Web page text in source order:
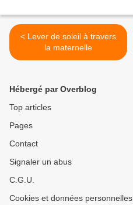
< Lever de soleil à travers
la maternelle
Hébergé par Overblog
Top articles
Pages
Contact
Signaler un abus
C.G.U.
Cookies et données personnelles